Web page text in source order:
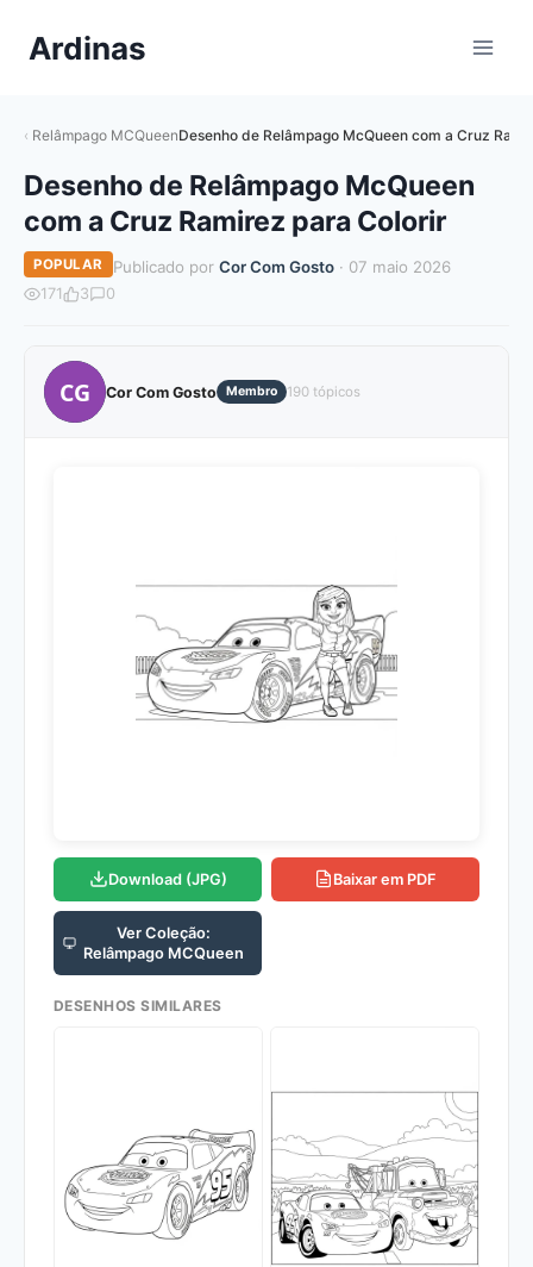
paraArdinas
Relâmpago MCQueenDesenho de Relâmpago McQueen com a Cruz
Desenho de Relâmpago McQueen
com a Cruz Ramirez para Colorir
POPULAR Publicado por Cor Com Gosto· 07 maio 2026
171 3 0
CG Cor Com Gosto Membro 190 tópicos
Download (JPG) Baixar em PDF
Ver Coleção:
Relâmpago MCQueen
DESENHOS SIMILARES